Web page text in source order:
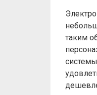
таким